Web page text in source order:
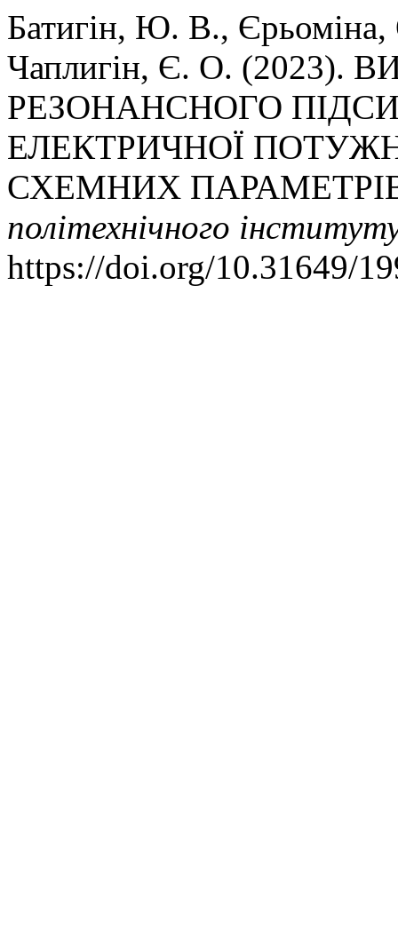
Батигін, Ю. В.,
Чаплигін, Є. О.
РЕЗОНАНСНОГО
ЕЛЕКТРИЧНОЇ
СХЕМНИХ
політехнічного
https://doi.org/10.31649/